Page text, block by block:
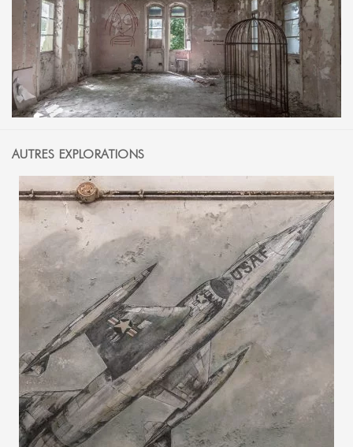
AUTRES EXPLORATIONS
8 NOVEMBRE 2021